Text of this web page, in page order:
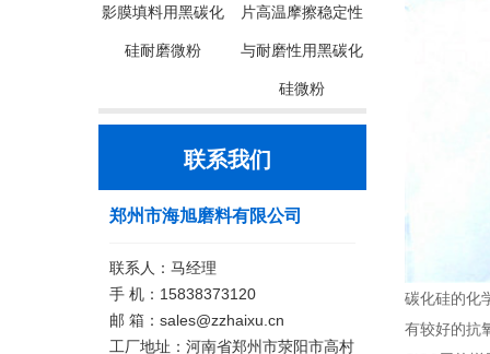
影膜填料用黑碳化
硅耐磨微粉
片高温摩擦稳定性
与耐磨性用黑碳化
硅微粉
联系我们
郑州市海旭磨料有限公司
联系人：马经理
手 机：15838373120
邮 箱：sales@zzhaixu.cn
工厂地址：河南省郑州市荥阳市高村
碳化硅的化
有较好的抗